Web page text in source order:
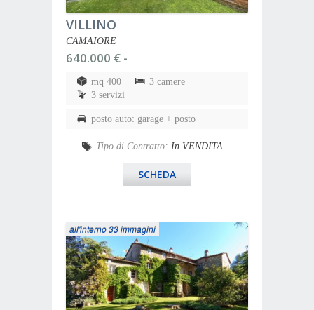
VILLINO
CAMAIORE
640.000 € -
mq 400
3 camere
3 servizi
posto auto: garage + posto
Tipo di Contratto: In VENDITA
SCHEDA
all'interno 33 immagini